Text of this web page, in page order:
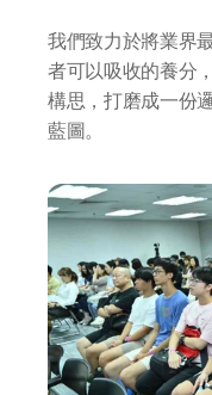
我們致力於將業界
者可以吸收的養分
構思，打磨成一份
藍圖。